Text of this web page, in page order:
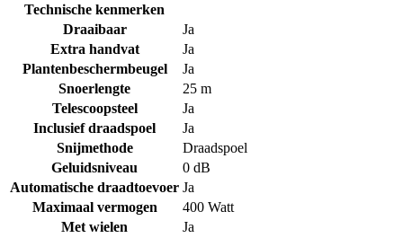
Technische kenmerken
Draaibaar
Ja
Extra handvat
Ja
Plantenbeschermbeugel
Ja
Snoerlengte
25 m
Telescoopsteel
Ja
Inclusief draadspoel
Ja
Snijmethode
Draadspoel
Geluidsniveau
0 dB
Automatische draadtoevoer Ja
Maximaal vermogen
400 Watt
Met wielen
Ja